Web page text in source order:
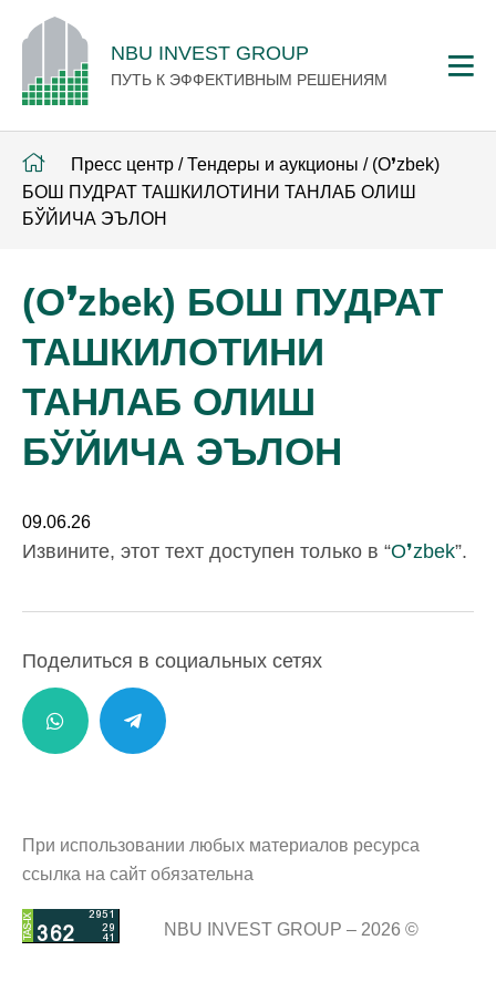
NBU INVEST GROUP
ПУТЬ К ЭФФЕКТИВНЫМ РЕШЕНИЯМ
Пресс центр / Тендеры и аукционы / (O❜zbek)
БОШ ПУДРАТ ТАШКИЛОТИНИ ТАНЛАБ ОЛИШ
БЎЙИЧА ЭЪЛОН
(O❜zbek) БОШ ПУДРАТ
ТАШКИЛОТИНИ
ТАНЛАБ ОЛИШ
БЎЙИЧА ЭЪЛОН
09.06.26
Извините, этот техт доступен только в “O❜zbek”.
Поделиться в социальных сетях
При использовании любых материалов ресурса
ссылка на сайт обязательна
NBU INVEST GROUP – 2026 ©